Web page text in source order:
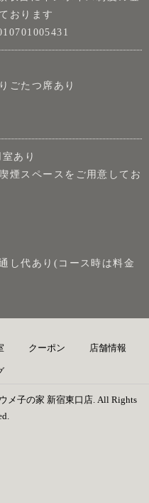
おります
ごたつ席あり
あり
煙スペースをご用意してお
し代あり(コース時は料金
クーポン 店舗情報
メ子の家 新宿東口店. All Rights